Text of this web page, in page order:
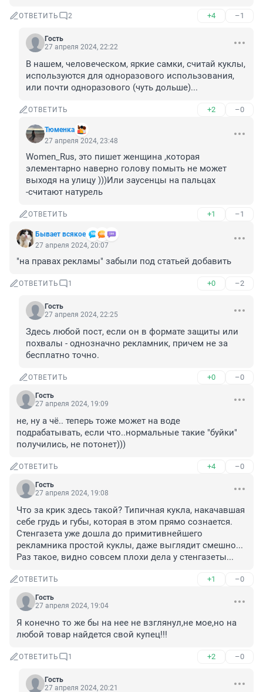
ОТВЕТИТЬ 2 +4 –1
Гость
27 апреля 2024, 22:22
В нашем, человеческом, яркие самки, считай куклы,
используются для одноразового использования,
или почти одноразового (чуть дольше)...
ОТВЕТИТЬ +2 –0
Тюменка
27 апреля 2024, 23:48
Women_Rus, это пишет женщина ,которая
элементарно наверно голову помыть не может
выходя на улицу )))Или заусенцы на пальцах
-считают натурель
ОТВЕТИТЬ +1 –1
Бывает всякое
27 апреля 2024, 20:07
"на правах рекламы" забыли под статьей добавить
ОТВЕТИТЬ 1 +0 –2
Гость
27 апреля 2024, 22:25
Здесь любой пост, если он в формате защиты или
похвалы - однозначно рекламник, причем не за
бесплатно точно.
ОТВЕТИТЬ +0 –0
Гость
27 апреля 2024, 19:09
не, ну а чё.. теперь тоже может на воде
подрабатывать, если что..нормальные такие "буйки"
получились, не потонет)))
ОТВЕТИТЬ +4 –0
Гость
27 апреля 2024, 19:08
Что за крик здесь такой? Типичная кукла, накачавшая
себе грудь и губы, которая в этом прямо сознается.
Стенгазета уже дошла до примитивнейшего
рекламника простой куклы, даже выглядит смешно...
Раз такое, видно совсем плохи дела у стенгазеты...
ОТВЕТИТЬ +1 –0
Гость
27 апреля 2024, 19:04
Я конечно то же бы на нее не взглянул,не мое,но на
любой товар найдется свой купец!!!
ОТВЕТИТЬ 1 +2 –0
Гость
27 апреля 2024, 20:21